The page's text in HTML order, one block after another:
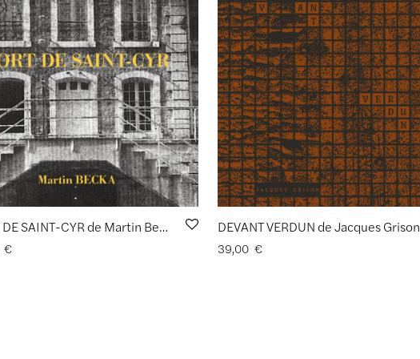
FORT DE SAINT-CYR de Martin Becka
€
DEVANT VERDUN de Jacques Grison
39,00 €